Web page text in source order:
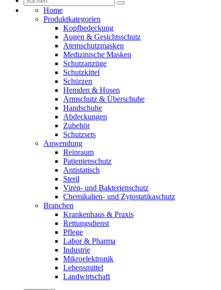
Home
Produktkategorien
Kopfbedeckung
Augen & Gesichtsschutz
Atemschutzmasken
Medizinische Masken
Schutzanzüge
Schutzkittel
Schürzen
Hemden & Hosen
Armschutz & Überschuhe
Handschuhe
Abdeckungen
Zubehör
Schutzsets
Anwendung
Reinraum
Patientenschutz
Antistatisch
Steril
Viren- und Bakterienschutz
Chemikalien- und Zytostatikaschutz
Branchen
Krankenhaus & Praxis
Rettungsdienst
Pflege
Labor & Pharma
Industrie
Mikroelektronik
Lebensmittel
Landwirtschaft